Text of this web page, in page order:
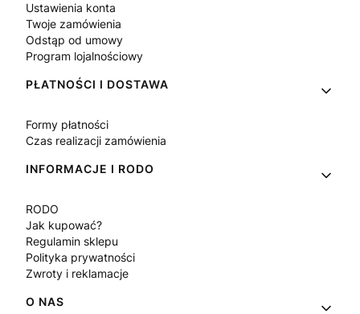
Ustawienia konta
Twoje zamówienia
Odstąp od umowy
Program lojalnościowy
PŁATNOŚCI I DOSTAWA
Formy płatności
Czas realizacji zamówienia
INFORMACJE I RODO
RODO
Jak kupować?
Regulamin sklepu
Polityka prywatności
Zwroty i reklamacje
O NAS